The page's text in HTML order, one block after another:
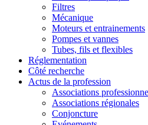
Filtres
Mécanique
Moteurs et entrainements
Pompes et vannes
Tubes, fils et flexibles
Réglementation
Côté recherche
Actus de la profession
Associations
Associations régionales
Conjoncture